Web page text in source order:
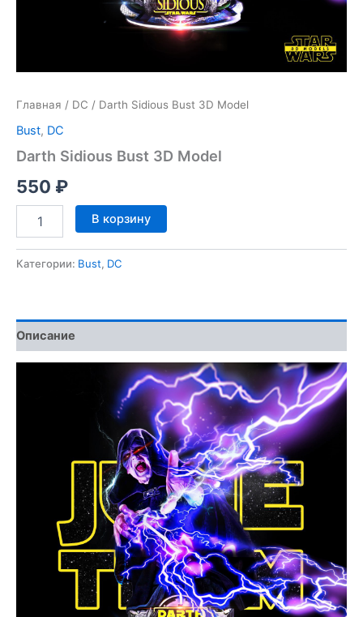
Главная / DC / Darth Sidious Bust 3D Model
Bust, DC
Darth Sidious Bust 3D Model
550 ₽
Количество
товара
Sidious
В корзину
Категории: Bust, DC
Описание